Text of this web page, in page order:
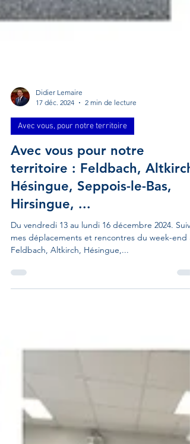
17 déc. 2024
2 min de lecture
Avec vous, pour notre territoire
Avec vous pour notre
territoire : Feldbach, Altkirch,
Hésingue, Seppois-le-Bas,
Hirsingue, ...
Du vendredi 13 au lundi 16 décembre 2024.
Feldbach, Altkirch, Hésingue,...